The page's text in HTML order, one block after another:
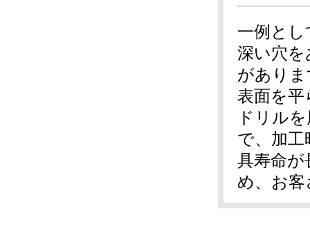
一例と
深い穴を
があり
表面を
ドリル
で、加
具寿命が
め、お